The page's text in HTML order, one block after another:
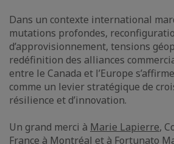
Dans un contexte international
mutations profondes,
d’approvisionnement, tensions
redéfinition des alliances
entre le Canada et l’Europe
comme un levier stratégique de
résilience et d’innovation.
Un grand merci à Marie Lapierre,
France à Montréal et à Fortunato